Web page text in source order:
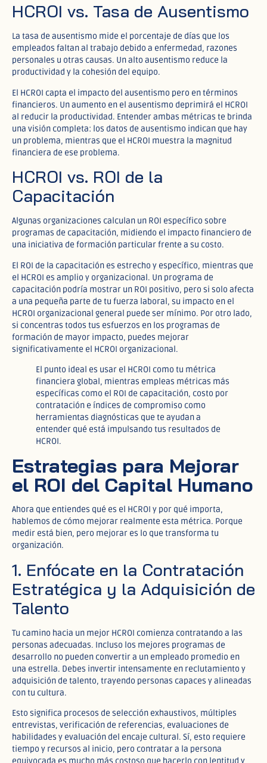
HCROI vs. Tasa de Ausentismo
La tasa de ausentismo mide el porcentaje de días que los
empleados faltan al trabajo debido a enfermedad, razones
personales u otras causas. Un alto ausentismo reduce la
productividad y la cohesión del equipo.
El HCROI capta el impacto del ausentismo pero en términos
financieros. Un aumento en el ausentismo deprimirá el HCROI
al reducir la productividad. Entender ambas métricas te brinda
una visión completa: los datos de ausentismo indican que hay
un problema, mientras que el HCROI muestra la magnitud
financiera de ese problema.
HCROI vs. ROI de la
Capacitación
Algunas organizaciones calculan un ROI específico sobre
programas de capacitación, midiendo el impacto financiero de
una iniciativa de formación particular frente a su costo.
El ROI de la capacitación es estrecho y específico, mientras que
el HCROI es amplio y organizacional. Un programa de
capacitación podría mostrar un ROI positivo, pero si solo afecta
a una pequeña parte de tu fuerza laboral, su impacto en el
HCROI organizacional general puede ser mínimo. Por otro lado,
si concentras todos tus esfuerzos en los programas de
formación de mayor impacto, puedes mejorar
significativamente el HCROI organizacional.
El punto ideal es usar el HCROI como tu métrica
financiera global, mientras empleas métricas más
específicas como el ROI de capacitación, costo por
contratación e índices de compromiso como
herramientas diagnósticas que te ayudan a
entender qué está impulsando tus resultados de
HCROI.
Estrategias para Mejorar
el ROI del Capital Humano
Ahora que entiendes qué es el HCROI y por qué importa,
hablemos de cómo mejorar realmente esta métrica. Porque
medir está bien, pero mejorar es lo que transforma tu
organización.
1. Enfócate en la Contratación
Estratégica y la Adquisición de
Talento
Tu camino hacia un mejor HCROI comienza contratando a las
personas adecuadas. Incluso los mejores programas de
desarrollo no pueden convertir a un empleado promedio en
una estrella. Debes invertir intensamente en reclutamiento y
adquisición de talento, trayendo personas capaces y alineadas
con tu cultura.
Esto significa procesos de selección exhaustivos, múltiples
entrevistas, verificación de referencias, evaluaciones de
habilidades y evaluación del encaje cultural. Sí, esto requiere
tiempo y recursos al inicio, pero contratar a la persona